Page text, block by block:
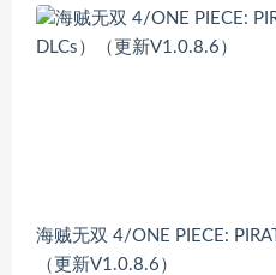
海贼无双 4/ONE PIECE:
（更新V1.0.8.6）